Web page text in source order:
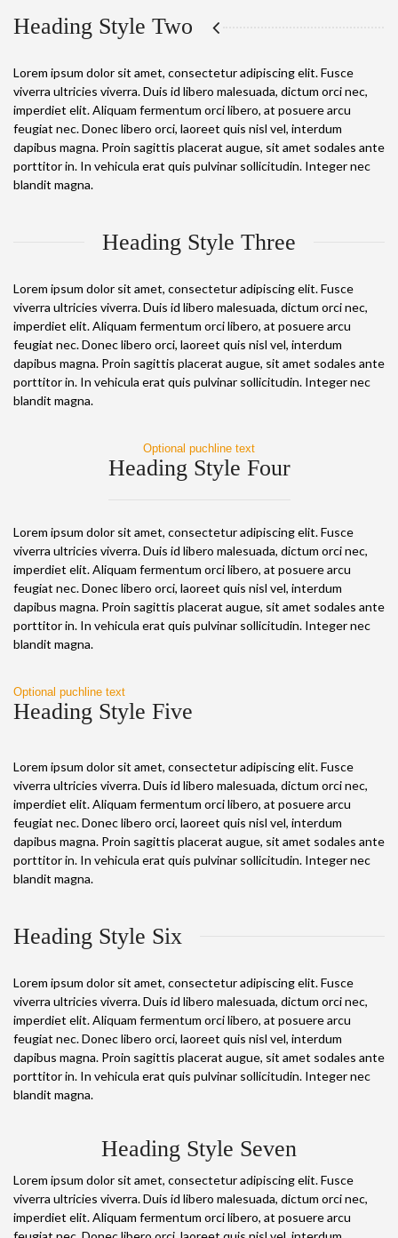
Heading Style Two
Lorem ipsum dolor sit amet, consectetur adipiscing elit. Fusce
viverra ultricies viverra. Duis id libero malesuada, dictum orci nec,
imperdiet elit. Aliquam fermentum orci libero, at posuere arcu
feugiat nec. Donec libero orci, laoreet quis nisl vel, interdum
dapibus magna. Proin sagittis placerat augue, sit amet sodales ante
porttitor in. In vehicula erat quis pulvinar sollicitudin. Integer nec
blandit magna.
Heading Style Three
Lorem ipsum dolor sit amet, consectetur adipiscing elit. Fusce
viverra ultricies viverra. Duis id libero malesuada, dictum orci nec,
imperdiet elit. Aliquam fermentum orci libero, at posuere arcu
feugiat nec. Donec libero orci, laoreet quis nisl vel, interdum
dapibus magna. Proin sagittis placerat augue, sit amet sodales ante
porttitor in. In vehicula erat quis pulvinar sollicitudin. Integer nec
blandit magna.
Optional puchline text
Heading Style Four
Lorem ipsum dolor sit amet, consectetur adipiscing elit. Fusce
viverra ultricies viverra. Duis id libero malesuada, dictum orci nec,
imperdiet elit. Aliquam fermentum orci libero, at posuere arcu
feugiat nec. Donec libero orci, laoreet quis nisl vel, interdum
dapibus magna. Proin sagittis placerat augue, sit amet sodales ante
porttitor in. In vehicula erat quis pulvinar sollicitudin. Integer nec
blandit magna.
Optional puchline text
Heading Style Five
Lorem ipsum dolor sit amet, consectetur adipiscing elit. Fusce
viverra ultricies viverra. Duis id libero malesuada, dictum orci nec,
imperdiet elit. Aliquam fermentum orci libero, at posuere arcu
feugiat nec. Donec libero orci, laoreet quis nisl vel, interdum
dapibus magna. Proin sagittis placerat augue, sit amet sodales ante
porttitor in. In vehicula erat quis pulvinar sollicitudin. Integer nec
blandit magna.
Heading Style Six
Lorem ipsum dolor sit amet, consectetur adipiscing elit. Fusce
viverra ultricies viverra. Duis id libero malesuada, dictum orci nec,
imperdiet elit. Aliquam fermentum orci libero, at posuere arcu
feugiat nec. Donec libero orci, laoreet quis nisl vel, interdum
dapibus magna. Proin sagittis placerat augue, sit amet sodales ante
porttitor in. In vehicula erat quis pulvinar sollicitudin. Integer nec
blandit magna.
Heading Style Seven
Lorem ipsum dolor sit amet, consectetur adipiscing elit. Fusce
viverra ultricies viverra. Duis id libero malesuada, dictum orci nec,
imperdiet elit. Aliquam fermentum orci libero, at posuere arcu